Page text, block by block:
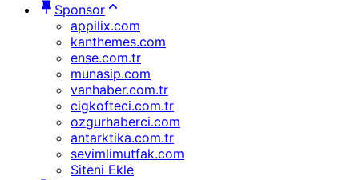
Sponsor
appilix.com
kanthemes.com
ense.com.tr
munasip.com
vanhaber.com.tr
cigkofteci.com.tr
ozgurhaberci.com
antarktika.com.tr
sevimlimutfak.com
Siteni Ekle